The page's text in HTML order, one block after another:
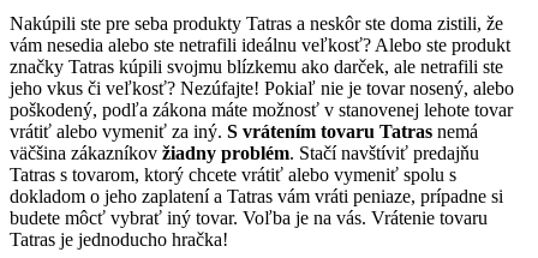
Nakúpili ste pre seba produkty Tatras a neskôr ste doma zistili, že
vám nesedia alebo ste netrafili ideálnu veľkosť? Alebo ste produkt
značky Tatras kúpili svojmu blízkemu ako darček, ale netrafili ste
jeho vkus či veľkosť? Nezúfajte! Pokiaľ nie je tovar nosený, alebo
poškodený, podľa zákona máte možnosť v stanovenej lehote tovar
vrátiť alebo vymeniť za iný. S vrátením tovaru Tatras nemá
väčšina zákazníkov žiadny problém. Stačí navštíviť predajňu
Tatras s tovarom, ktorý chcete vrátiť alebo vymeniť spolu s
dokladom o jeho zaplatení a Tatras vám vráti peniaze, prípadne si
budete môcť vybrať iný tovar. Voľba je na vás. Vrátenie tovaru
Tatras je jednoducho hračka!